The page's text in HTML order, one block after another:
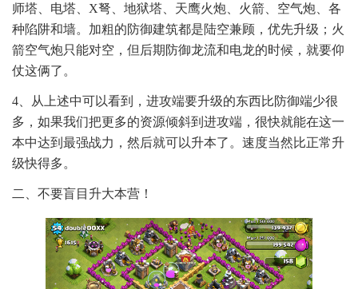
师塔、电塔、X弩、地狱塔、天鹰火炮、火箭、空气炮、各
种陷阱和墙。加粗的防御建筑都是陆空兼顾，优先升级；火
箭空气炮只能对空，但后期防御龙流和电龙的时候，就要仰
仗这俩了。
4、从上述中可以看到，进攻端要升级的东西比防御端少很
多，如果我们把更多的资源倾斜到进攻端，很快就能在这一
本中达到最强战力，然后就可以升本了。速度当然比正常升
级快得多。
二、不要盲目升大本营！